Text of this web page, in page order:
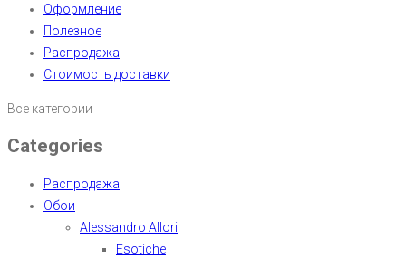
Оформление
Полезное
Распродажа
Стоимость доставки
Все категории
Categories
Распродажа
Обои
Alessandro Allori
Esotiche